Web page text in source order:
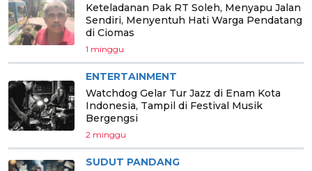
Keteladanan Pak RT Soleh, Menyapu Jalan
Sendiri, Menyentuh Hati Warga Pendatang
di Ciomas
1 minggu
ENTERTAINMENT
Watchdog Gelar Tur Jazz di Enam Kota
Indonesia, Tampil di Festival Musik
Bergengsi
2 minggu
SUDUT PANDANG